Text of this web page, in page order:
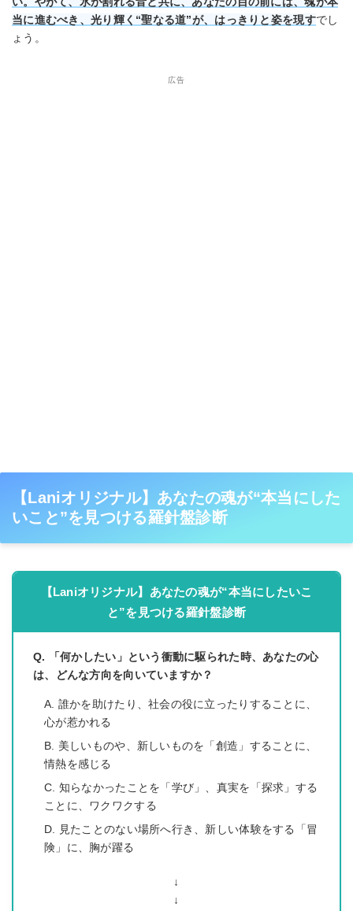
当に進むべき、光り輝く“聖なる道”が、はっきりと姿を現すでし
ょう。
広告
【Laniオリジナル】あなたの魂が“本当にした
いこと”を見つける羅針盤診断
【Laniオリジナル】あなたの魂が“本当にしたいこ
と”を見つける羅針盤診断
Q. 「何かしたい」という衝動に駆られた時、あなたの心
は、どんな方向を向いていますか？
A. 誰かを助けたり、社会の役に立ったりすることに、
心が惹かれる
B. 美しいものや、新しいものを「創造」することに、
情熱を感じる
C. 知らなかったことを「学び」、真実を「探求」する
ことに、ワクワクする
D. 見たことのない場所へ行き、新しい体験をする「冒
険」に、胸が躍る
↓
↓